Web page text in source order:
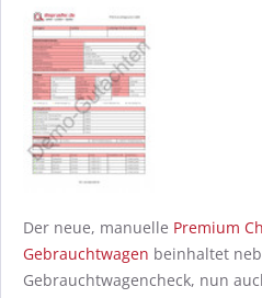
Der neue, manuelle Premium
Gebrauchtwagen beinhaltet
Gebrauchtwagencheck, nun